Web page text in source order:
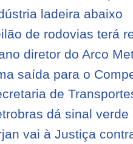
ladeira abaixo
de rodovias terá
diretor do Arco
saída para o
de
dá sinal
vai à Justiça